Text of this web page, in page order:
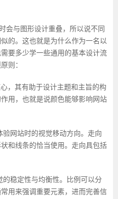
会与图形设计重叠，所以说不同
的。这也就是为什么作为一名以
要多少学一些通用的基本设计流
则：
，其有助于设计主题和主旨的构
用，也就是说颜色能够影响网站
网站时的视觉移动方向。走向
和线条的恰当使用。走向具包括
稳定性与均衡性。比例可以分
用来强调重要元素，进而完善信